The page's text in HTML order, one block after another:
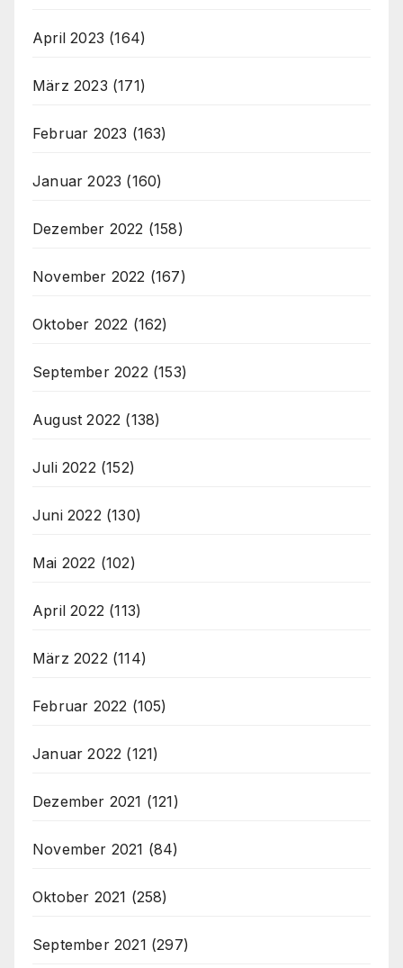
April 2023 (164)
März 2023 (171)
Februar 2023 (163)
Januar 2023 (160)
Dezember 2022 (158)
November 2022 (167)
Oktober 2022 (162)
September 2022 (153)
August 2022 (138)
Juli 2022 (152)
Juni 2022 (130)
Mai 2022 (102)
April 2022 (113)
März 2022 (114)
Februar 2022 (105)
Januar 2022 (121)
Dezember 2021 (121)
November 2021 (84)
Oktober 2021 (258)
September 2021 (297)